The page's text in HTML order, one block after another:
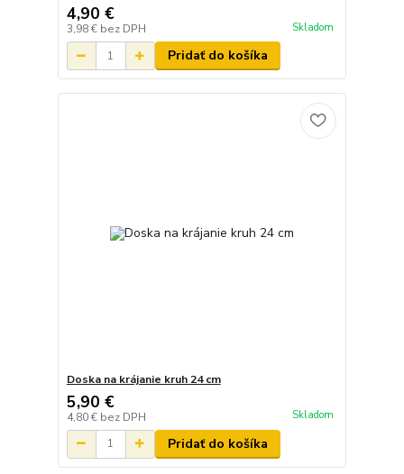
4,90 €
3,98 € bez DPH Skladom
Pridať do košíka
Doska na krájanie kruh 24 cm
5,90 €
4,80 € bez DPH Skladom
Pridať do košíka